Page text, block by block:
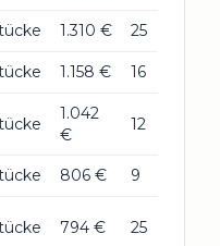
1.310 € 25
1.158 € 16
1.042
€
12
806 € 9
794 € 25